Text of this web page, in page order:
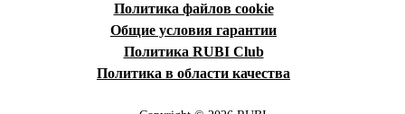
Политика файлов cookie
Общие условия гарантии
Политика RUBI Club
Политика в области качества